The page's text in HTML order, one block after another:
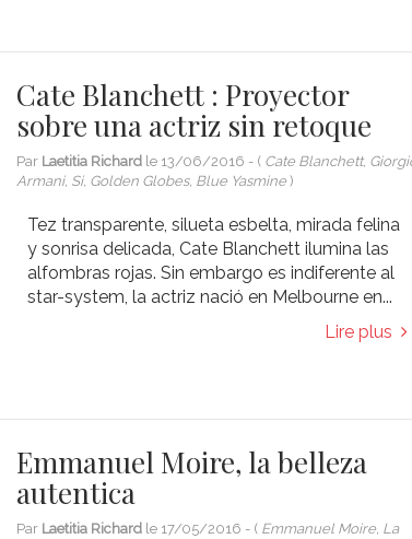
Cate Blanchett : Proyector
sobre una actriz sin retoque
Par Laetitia Richard le 13/06/2016 - ( Cate Blanchett,
Armani, Si, Golden Globes, Blue Yasmine )
Tez transparente, silueta esbelta, mirada felina
y sonrisa delicada, Cate Blanchett ilumina las
alfombras rojas. Sin embargo es indiferente al
star-system, la actriz nació en Melbourne en...
Lire plus
Emmanuel Moire, la belleza
autentica
Par Laetitia Richard le 17/05/2016 - ( Emmanuel Moire, La